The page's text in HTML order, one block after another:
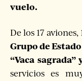
vuelo.
De los 17
Grupo de
“Vaca sagrada”
servicios es